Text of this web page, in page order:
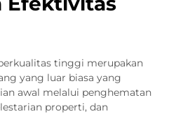
tinggi merupakan
yang luar biasa yang
awal melalui penghematan
properti, dan